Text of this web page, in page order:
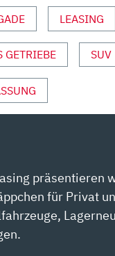
LEASING
GETRIEBE SUV
präsentieren
für Privat